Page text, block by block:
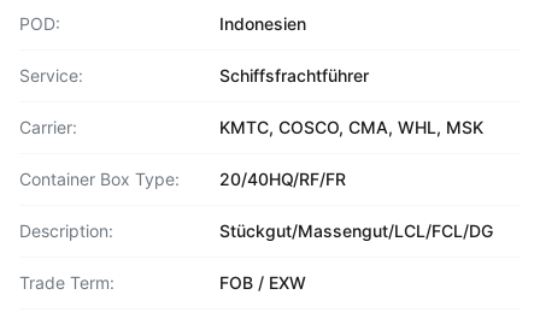
POD: Indonesien
Service: Schiffsfrachtführer
Carrier: KMTC, COSCO, CMA, WHL, MSK
Container Box Type: 20/40HQ/RF/FR
Description: Stückgut/Massengut/LCL/FCL/DG
Trade Term: FOB / EXW